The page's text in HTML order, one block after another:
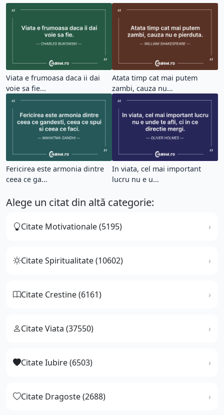
Viata e frumoasa daca ii dai
voie sa fie...
Atata timp cat mai putem
zambi, cauza nu...
Fericirea este armonia dintre
ceea ce ga...
In viata, cel mai important
lucru nu e u...
Alege un citat din altă categorie:
Citate Motivationale (5195)
Citate Spiritualitate (10602)
Citate Crestine (6161)
Citate Viata (37550)
Citate Iubire (6503)
Citate Dragoste (2688)